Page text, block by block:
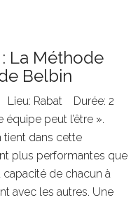
La Méthode
Belbin
Rabat Durée: 2
peut l’être ».
tient dans cette
plus performantes que
capacité de chacun à
avec les autres. Une